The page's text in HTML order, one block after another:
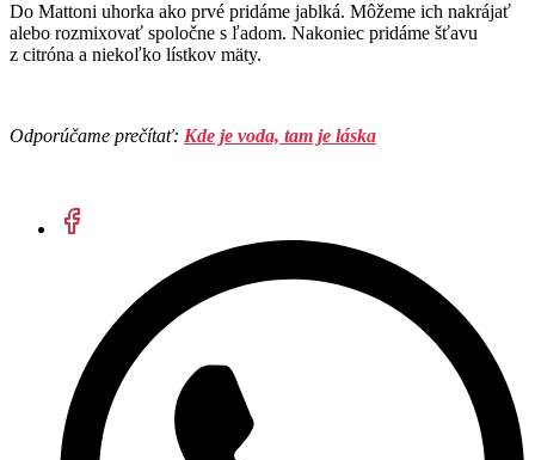
Do Mattoni uhorka ako prvé pridáme jablká. Môžeme ich nakrájať
alebo rozmixovať spoločne s ľadom. Nakoniec pridáme šťavu
z citróna a niekoľko lístkov mäty.
Odporúčame prečítať: Kde je voda, tam je láska